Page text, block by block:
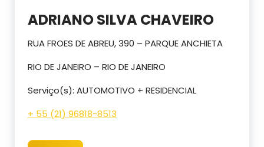
ADRIANO SILVA CHAVEIRO
RUA FROES DE ABREU, 390 – PARQUE ANCHIETA
RIO DE JANEIRO – RIO DE JANEIRO
Serviço(s): AUTOMOTIVO + RESIDENCIAL
+ 55 (21) 96818-8513